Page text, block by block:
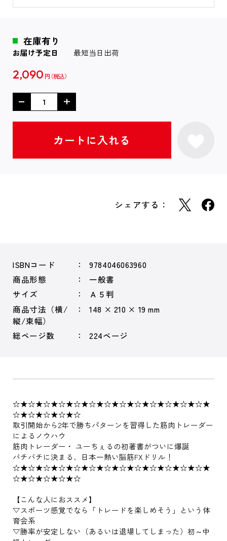
在庫有り
お届け予定日 最短当日出荷
2,090 円
シェアする：
ISBNコード
9784046063960
商品形態
一般書
サイズ
Ａ５判
商品寸法（横/
縦/束幅）
148 × 210 × 19 mm
総ページ数 224ページ
☆★☆★☆★☆★☆★☆★☆★☆★☆★☆★☆★☆★☆★
☆★☆★☆★☆★☆
取引開始から2年で勝ちパターンを習得した筋肉トレーダー
によるノウハウ
筋肉トレーダー・ ユーちぇるの初著書がついに爆誕
バチバチに決まる、日本一熱い脳筋FXドリル！
☆★☆★☆★☆★☆★☆★☆★☆★☆★☆★☆★☆★☆★
☆★☆★☆★☆★☆
【こんな人におススメ】
▽スポーツ感覚でなら「トレードを楽しめそう」という体
育会系
▽勝率が安定しない（あるいは退場してしまった）初～中